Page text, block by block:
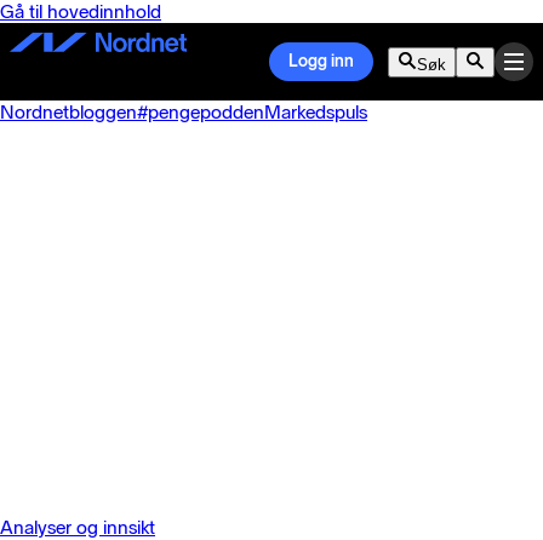
Gå til hovedinnhold
Logg inn Søk
Nordnetbloggen#pengepoddenMarkedspuls
Analyser og innsikt